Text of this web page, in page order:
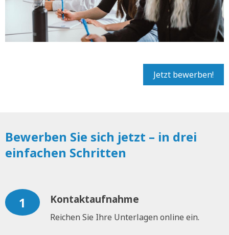
Jetzt bewerben!
Bewerben Sie sich jetzt – in drei
einfachen Schritten
1 Kontaktaufnahme
Reichen Sie Ihre Unterlagen online ein.